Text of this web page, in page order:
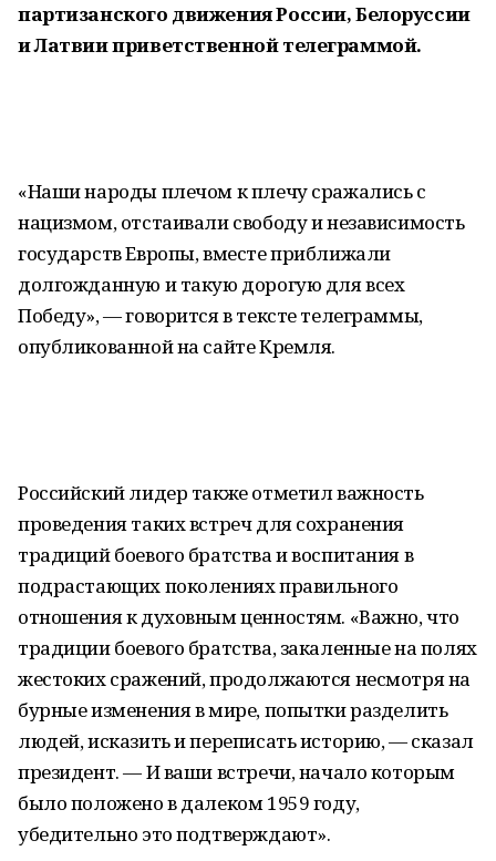
партизанского движения России, Белоруссии
и Латвии приветственной телеграммой.
«Наши народы плечом к плечу сражались с
нацизмом, отстаивали свободу и независимость
государств Европы, вместе приближали
долгожданную и такую дорогую для всех
Победу», — говорится в тексте телеграммы,
опубликованной на сайте Кремля.
Российский лидер также отметил важность
проведения таких встреч для сохранения
традиций боевого братства и воспитания в
подрастающих поколениях правильного
отношения к духовным ценностям. «Важно, что
традиции боевого братства, закаленные на полях
жестоких сражений, продолжаются несмотря на
бурные изменения в мире, попытки разделить
людей, исказить и переписать историю, — сказал
президент. — И ваши встречи, начало которым
было положено в далеком 1959 году,
убедительно это подтверждают».